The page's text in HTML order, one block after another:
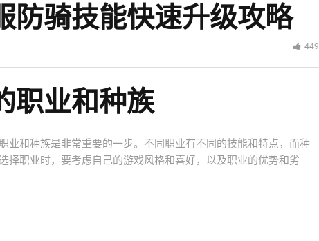
防骑技能快速升级攻略
449
职业和种族
业和种族是非常重要的一步。不同职业有不同的技能和特点，而种
择职业时，要考虑自己的游戏风格和喜好，以及职业的优势和劣